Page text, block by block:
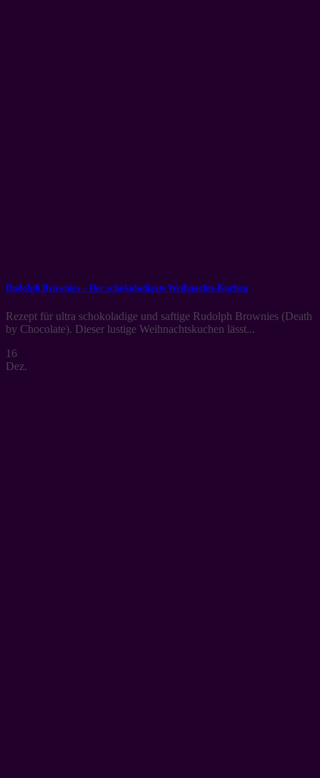
Rudolph Brownies – Der schokoladigste Weihnachts-Kuchen
Rezept für ultra schokoladige und saftige Rudolph Brownies (Death
by Chocolate). Dieser lustige Weihnachtskuchen lässt...
16
Dez.